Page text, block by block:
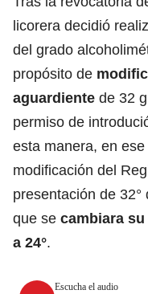
licorera decidió
del grado
propósito de
aguardiente de 32
permiso de
esta manera, en
modificación del
presentación de
que se cambiara
a 24°.
Escucha el audio